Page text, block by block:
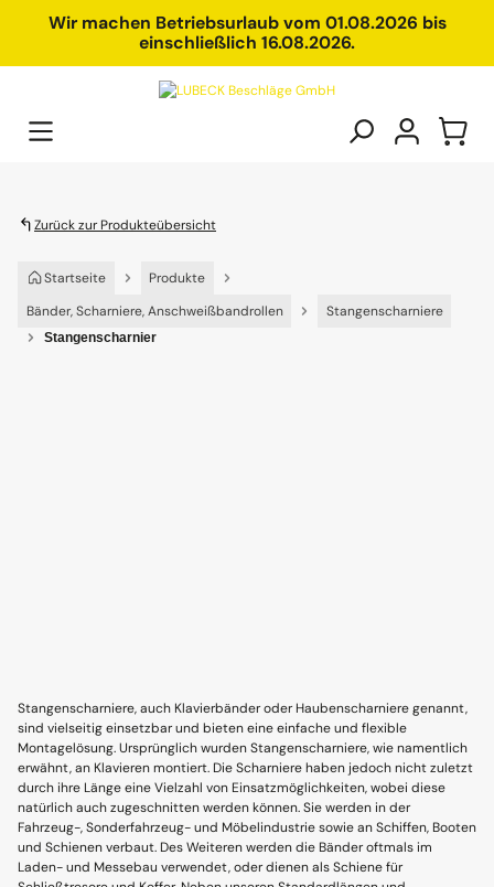
springenWir machen Betriebsurlaub vom 01.08.2026 bis
einschließlich 16.08.2026.
Zurück zur Produkteübersicht
Startseite
Produkte
Bänder, Scharniere, Anschweißbandrollen
Stangenscharniere
Stangenscharnier
Stangenscharniere, auch Klavierbänder oder Haubenscharniere genannt,
sind vielseitig einsetzbar und bieten eine einfache und flexible
Montagelösung. Ursprünglich wurden Stangenscharniere, wie namentlich
erwähnt, an Klavieren montiert. Die Scharniere haben jedoch nicht zuletzt
durch ihre Länge eine Vielzahl von Einsatzmöglichkeiten, wobei diese
natürlich auch zugeschnitten werden können. Sie werden in der
Fahrzeug-, Sonderfahrzeug- und Möbelindustrie sowie an Schiffen, Booten
und Schienen verbaut. Des Weiteren werden die Bänder oftmals im
Laden- und Messebau verwendet, oder dienen als Schiene für